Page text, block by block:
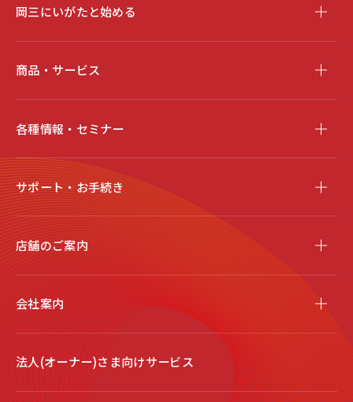
岡三にいがたと始める
商品・サービス
各種情報・セミナー
サポート・お手続き
店舗のご案内
会社案内
法人(オーナー)さま向けサービス